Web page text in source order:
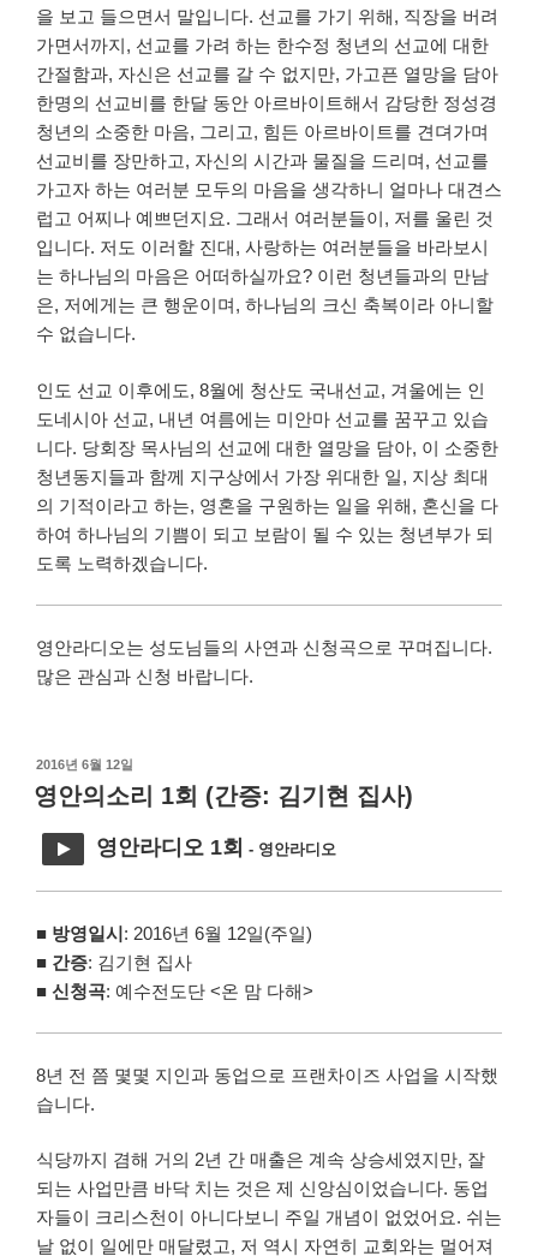
을 보고 들으면서 말입니다. 선교를 가기 위해, 직장을 버려
가면서까지, 선교를 가려 하는 한수정 청년의 선교에 대한
간절함과, 자신은 선교를 갈 수 없지만, 가고픈 열망을 담아
한명의 선교비를 한달 동안 아르바이트해서 감당한 정성경
청년의 소중한 마음, 그리고, 힘든 아르바이트를 견뎌가며
선교비를 장만하고, 자신의 시간과 물질을 드리며, 선교를
가고자 하는 여러분 모두의 마음을 생각하니 얼마나 대견스
럽고 어찌나 예쁘던지요. 그래서 여러분들이, 저를 울린 것
입니다. 저도 이러할 진대, 사랑하는 여러분들을 바라보시
는 하나님의 마음은 어떠하실까요? 이런 청년들과의 만남
은, 저에게는 큰 행운이며, 하나님의 크신 축복이라 아니할
수 없습니다.
인도 선교 이후에도, 8월에 청산도 국내선교, 겨울에는 인
도네시아 선교, 내년 여름에는 미안마 선교를 꿈꾸고 있습
니다. 당회장 목사님의 선교에 대한 열망을 담아, 이 소중한
청년동지들과 함께 지구상에서 가장 위대한 일, 지상 최대
의 기적이라고 하는, 영혼을 구원하는 일을 위해, 혼신을 다
하여 하나님의 기쁨이 되고 보람이 될 수 있는 청년부가 되
도록 노력하겠습니다.
영안라디오는 성도님들의 사연과 신청곡으로 꾸며집니다.
많은 관심과 신청 바랍니다.
작
성
일
2016년 6월 12일
영안의소리 1회 (간증: 김기현 집사)
영안라디오 1회 - 영안라디오
■ 방영일시: 2016년 6월 12일(주일)
■ 간증: 김기현 집사
■ 신청곡: 예수전도단 <온 맘 다해>
8년 전 쯤 몇몇 지인과 동업으로 프랜차이즈 사업을 시작했
습니다.
식당까지 겸해 거의 2년 간 매출은 계속 상승세였지만, 잘
되는 사업만큼 바닥 치는 것은 제 신앙심이었습니다. 동업
자들이 크리스천이 아니다보니 주일 개념이 없었어요. 쉬는
날 없이 일에만 매달렸고, 저 역시 자연히 교회와는 멀어져